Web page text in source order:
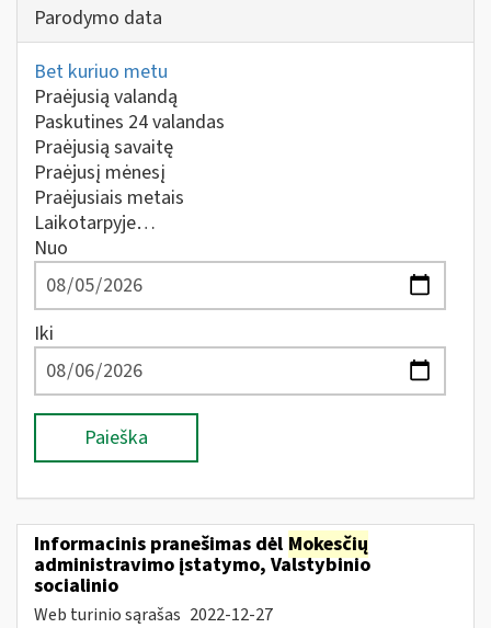
Parodymo data
Bet kuriuo metu
Praėjusią valandą
Paskutines 24 valandas
Praėjusią savaitę
Praėjusį mėnesį
Praėjusiais metais
Laikotarpyje…
Nuo
Iki
Paieška
Informacinis pranešimas dėl Mokesčių
administravimo įstatymo, Valstybinio
socialinio
Web turinio sąrašas 2022-12-27